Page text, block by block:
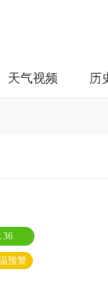
天气视频 历
36
预警